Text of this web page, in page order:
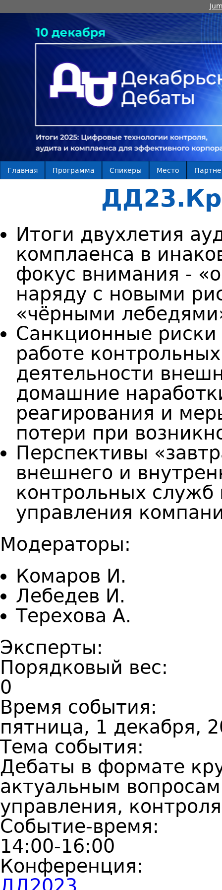
Главная Программа Спикеры Место
Итоги двухлетия
комплаенса в
фокус внимания -
наряду с новыми
«чёрными
Санкционные
работе
деятельности
домашние
реагирования и
потери при
Перспективы
внешнего и
контрольных служб
управления
Модераторы:
Комаров И.
Лебедев И.
Терехова А.
Эксперты:
Порядковый вес:
0
Время события:
пятница, 1 декабря,
Тема события:
Дебаты в формате
актуальным
управления,
Событие-время:
14:00-16:00
Конференция: